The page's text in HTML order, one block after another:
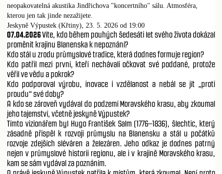
neopakovatelná akustika Jindřichova "koncertního" sálu. Atmosféra,
kterou jen tak jinde nezažijete.
Jeskyně Výpustek (Křtiny), 23. 5. 2026 od 19:00
07.04.2026Víte, kdo během pouhých šedesáti let svého života dokázal
proměnit krajinu Blanenska k nepoznání?
Kdo stál u zrodu průmyslové tradice, která dodnes formuje region?
Kdo patřil mezi první, kteří nechávali očkovat své poddané, protože
věřil ve vědu a pokrok?
Kdo podporoval výrobu, inovace i vzdělanost a nebál se jít „proti
proudu“ své doby?
A kdo se zároveň vydával do podzemí Moravského krasu, aby zkoumal
jeho tajemství, včetně jeskyně Výpustek?
Tímto vizionářem byl Hugo František Salm (1776–1836), šlechtic, který
zásadně přispěl k rozvoji průmyslu na Blanensku a stál u počátků
rozvoje zdejších sléváren a železáren. Jeho odkaz je dodnes patrný
nejen v průmyslové historii regionu, ale i v krajině Moravského krasu,
kam se sám vydával za poznáním.